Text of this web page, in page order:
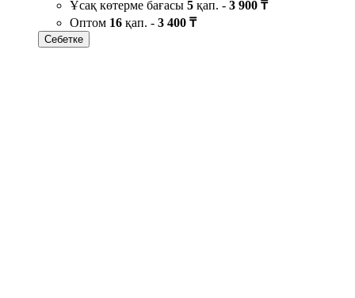
Ұсақ көтерме бағасы 5 қап. - 3 900 ₸
Оптом 16 қап. - 3 400 ₸
Себетке